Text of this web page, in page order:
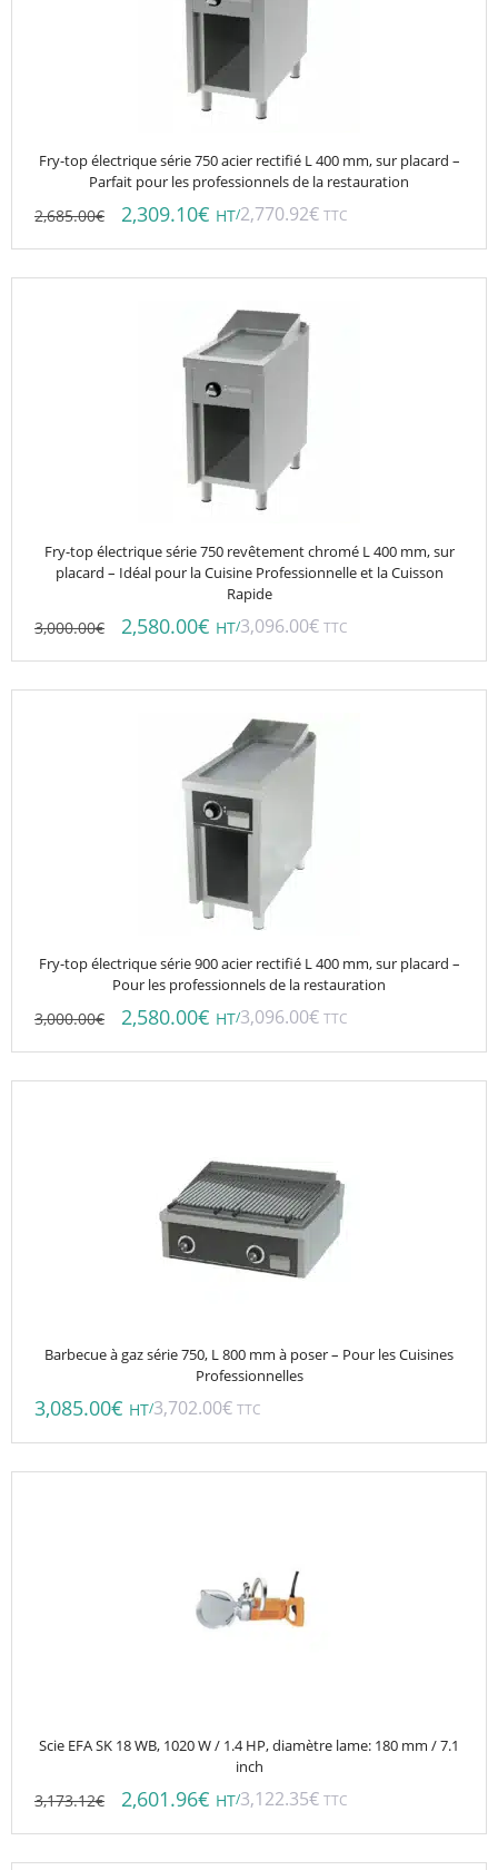
Fry-top électrique série 750 acier rectifié L 400 mm, sur placard –
Parfait pour les professionnels de la restauration
2,685.00€ 2,309.10€ HT/2,770.92€ TTC
Fry-top électrique série 750 revêtement chromé L 400 mm, sur
placard – Idéal pour la Cuisine Professionnelle et la Cuisson
Rapide
3,000.00€ 2,580.00€ HT/3,096.00€ TTC
Fry-top électrique série 900 acier rectifié L 400 mm, sur placard –
Pour les professionnels de la restauration
3,000.00€ 2,580.00€ HT/3,096.00€ TTC
Barbecue à gaz série 750, L 800 mm à poser – Pour les Cuisines
Professionnelles
3,085.00€ HT/3,702.00€ TTC
Scie EFA SK 18 WB, 1020 W / 1.4 HP, diamètre lame: 180 mm / 7.1
inch
3,173.12€ 2,601.96€ HT/3,122.35€ TTC